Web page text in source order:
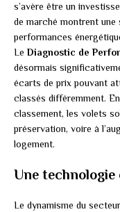
s’avère être un
de marché montrent
performances
Le Diagnostic de
désormais
écarts de prix pouvant
classés différemment.
classement, les volets
préservation, voire à
logement.
Une
Le dynamisme du